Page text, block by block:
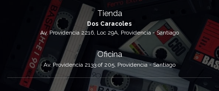
Tienda
Dos Caracoles
Av. Providencia 2216, Loc 29A, Providencia - Santiago
Oficina
Av. Providencia 2133 of 205, Providencia - Santiago